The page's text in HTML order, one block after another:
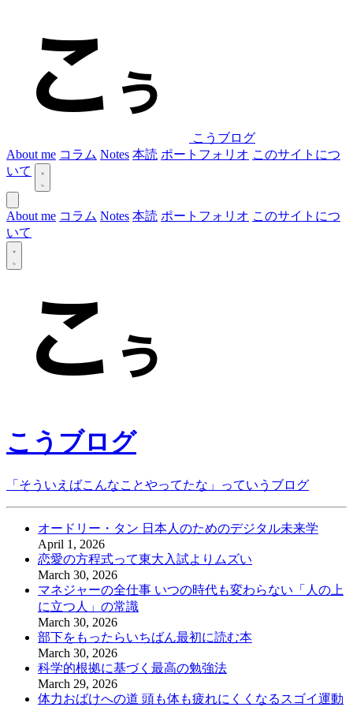
こうブログ
About me コラム Notes 本読 ポートフォリオ このサイトにつ
いて
About me コラム Notes 本読 ポートフォリオ このサイトにつ
いて
こうブログ
「そういえばこんなことやってたな」っていうブログ
オードリー・タン 日本人のためのデジタル未来学
April 1, 2026
恋愛の方程式って東大入試よりムズい
March 30, 2026
マネジャーの全仕事 いつの時代も変わらない「人の上
に立つ人」の常識
March 30, 2026
部下をもったらいちばん最初に読む本
March 30, 2026
科学的根拠に基づく最高の勉強法
March 29, 2026
体力おばけへの道 頭も体も疲れにくくなるスゴイ運動